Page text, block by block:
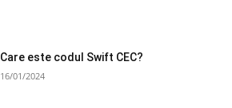
Care este codul Swift CEC?
16/01/2024